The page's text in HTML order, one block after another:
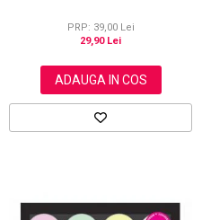
PRP: 39,00 Lei
29,90 Lei
ADAUGA IN COS